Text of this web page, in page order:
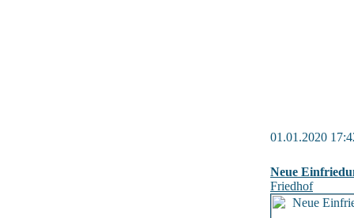
01.01.2020
Neue
Friedhof